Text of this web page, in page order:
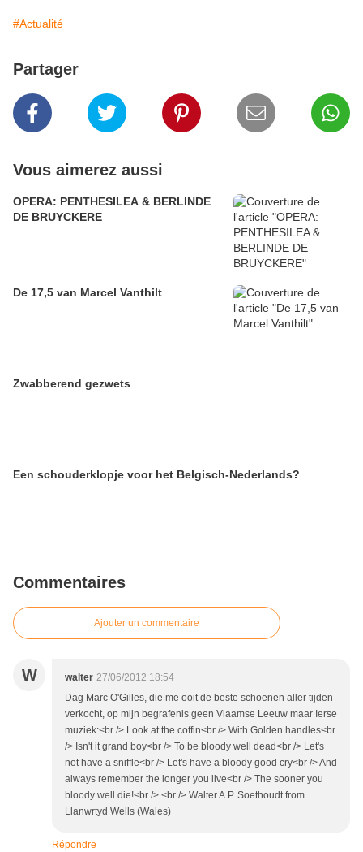
#Actualité
Partager
Vous aimerez aussi
OPERA: PENTHESILEA & BERLINDE
DE BRUYCKERE
De 17,5 van Marcel Vanthilt
Zwabberend gezwets
Een schouderklopje voor het Belgisch-Nederlands?
Commentaires
Ajouter un commentaire
W walter 27/06/2012 18:54
Dag Marc O'Gilles, die me ooit de beste schoenen aller tijden
verkocht, op mijn begrafenis geen Vlaamse Leeuw maar Ierse
muziek:<br /> Look at the coffin<br /> With Golden handles<br
/> Isn't it grand boy<br /> To be bloody well dead<br /> Let's
not have a sniffle<br /> Let's have a bloody good cry<br /> And
always remember the longer you live<br /> The sooner you
bloody well die!<br /> <br /> Walter A.P. Soethoudt from
Llanwrtyd Wells (Wales)
Répondre